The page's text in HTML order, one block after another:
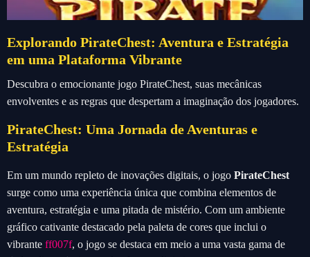
Explorando PirateChest: Aventura e Estratégia
em uma Plataforma Vibrante
Descubra o emocionante jogo PirateChest, suas mecânicas
envolventes e as regras que despertam a imaginação dos jogadores.
PirateChest: Uma Jornada de Aventuras e
Estratégia
Em um mundo repleto de inovações digitais, o jogo PirateChest
surge como uma experiência única que combina elementos de
aventura, estratégia e uma pitada de mistério. Com um ambiente
gráfico cativante destacado pela paleta de cores que inclui o
vibrante ff007f, o jogo se destaca em meio a uma vasta gama de